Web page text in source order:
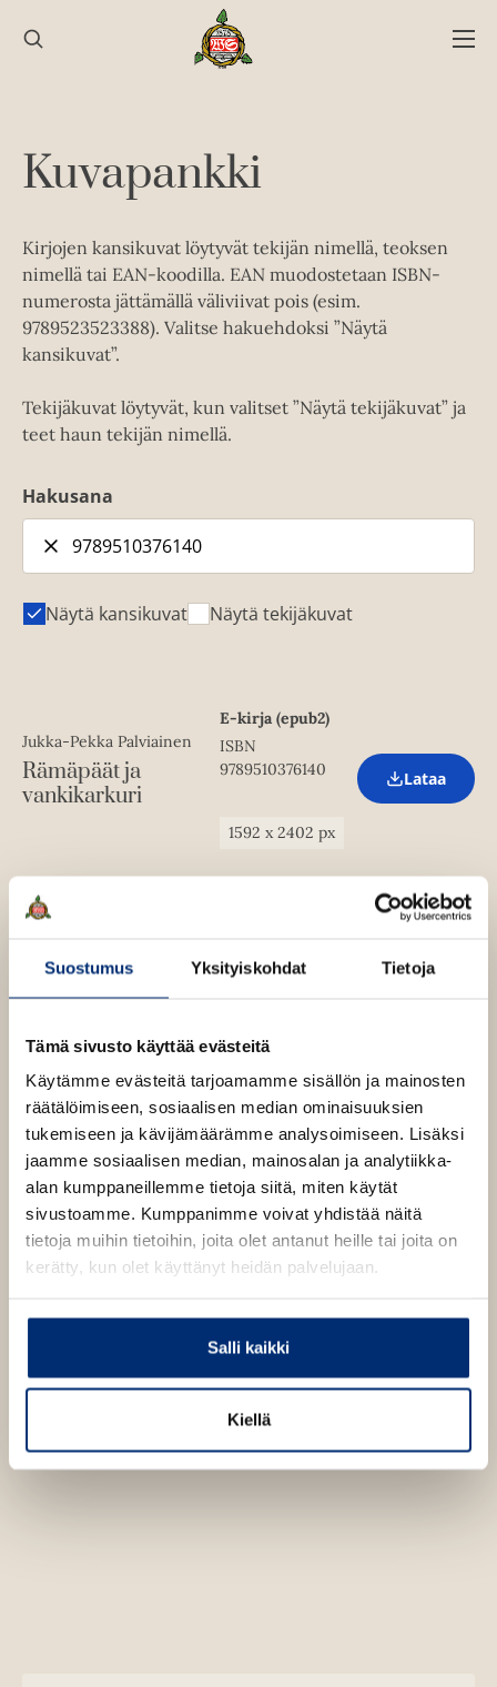
Suostumus Yksityiskohdat Tietoja
Tämä sivusto käyttää evästeitä
Käytämme evästeitä tarjoamamme sisällön ja mainosten
räätälöimiseen, sosiaalisen median ominaisuuksien
tukemiseen ja kävijämäärämme analysoimiseen. Lisäksi
jaamme sosiaalisen median, mainosalan ja analytiikka-
alan kumppaneillemme tietoja siitä, miten käytät
sivustoamme. Kumppanimme voivat yhdistää näitä
tietoja muihin tietoihin, joita olet antanut heille tai joita on
kerätty, kun olet käyttänyt heidän palvelujaan.
Salli kaikki
Kiellä
sisältöön
Kuvapankki
Kirjojen kansikuvat löytyvät tekijän nimellä, teoksen
nimellä tai EAN-koodilla. EAN muodostetaan ISBN-
numerosta jättämällä väliviivat pois (esim.
9789523523388). Valitse hakuehdoksi ”Näytä
kansikuvat”.
Tekijäkuvat löytyvät, kun valitset ”Näytä tekijäkuvat” ja
teet haun tekijän nimellä.
Hakusana
Näytä kansikuvat Näytä tekijäkuvat
Jukka-Pekka Palviainen
Rämäpäät ja
vankikarkuri
E-kirja (epub2)
ISBN
9789510376140
1592 x2402 px
O
p
i
n
n
t
Lataa